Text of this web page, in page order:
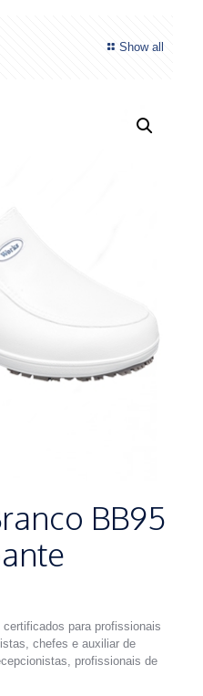
Show all
BB95
para profissionais
chefes e auxiliar de
profissionais de